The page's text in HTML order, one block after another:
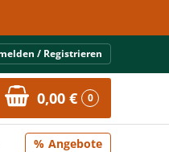
/ Registrieren
0,00 € 0
Angebote